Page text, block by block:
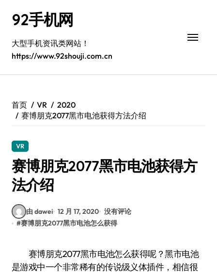
92手机网
大型手机资讯类网站！
https://www.92shouji.com.cn
首页 VR
2020
赛博朋克2077黑市电池获得方法介绍
VR
赛博朋克2077黑市电池获得方
法介绍
由 dawei 12 月 17, 2020 没有评论
#赛博朋克2077黑市电池怎么获得
赛博朋克2077黑市电池怎么获得呢？黑市电池
是游戏中一个非常稀有的传说级义体插件，相信很